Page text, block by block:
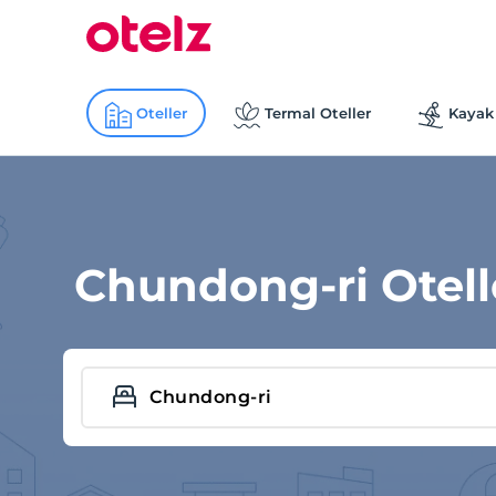
Oteller Termal Oteller
Chundong-ri